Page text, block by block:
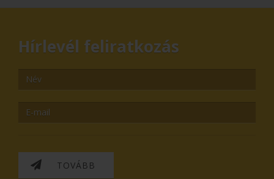
Hírlevél feliratkozás
TOVÁBB